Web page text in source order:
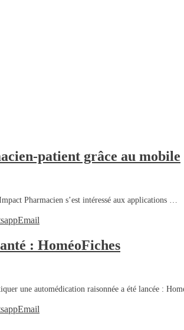
patient grâce au mobile
Pharmacien s’est intéressé aux applications …
Email
: HoméoFiches
une automédication raisonnée a été lancée :
Email